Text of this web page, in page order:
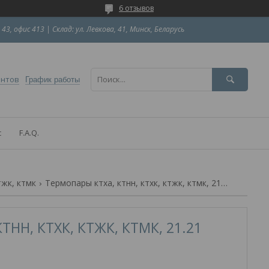
6 отзывов
офис 413 | Склад: ул. Левкова, 41, Минск, Беларусь
График работы
F.A.Q.
ктмк Термопары ктха, ктнн, ктхк, ктжк, ктмк, 21.21
КТХК, КТЖК, КТМК, 21.21